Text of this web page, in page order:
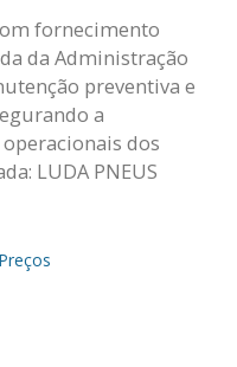
fornecimento
da Administração
preventiva e
a
dos
LUDA PNEUS